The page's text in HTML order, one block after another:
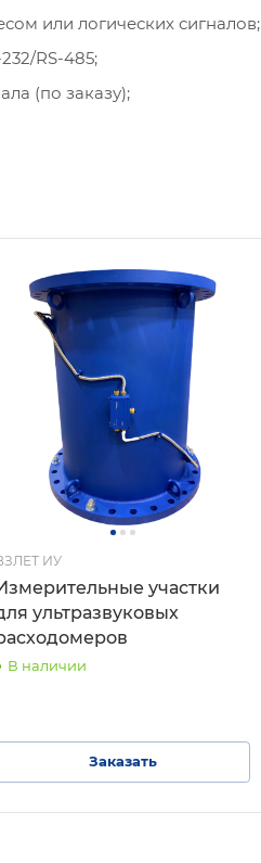
или логических сигналов;
RS-485;
(по заказу);
ИУ
участки
ультразвуковых
В наличии
Заказать